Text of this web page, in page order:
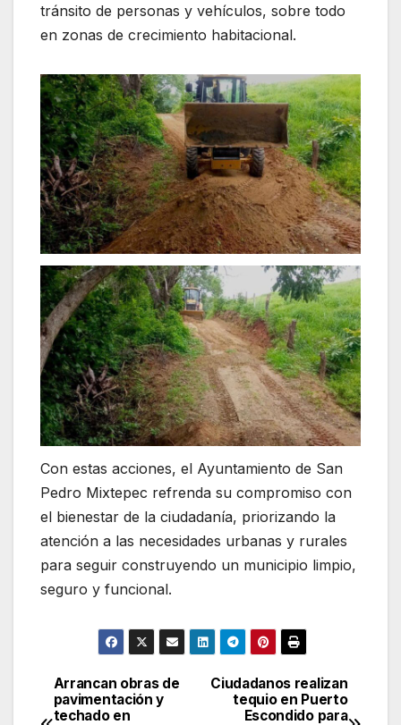
tránsito de personas y vehículos, sobre todo
en zonas de crecimiento habitacional.
Con estas acciones, el Ayuntamiento de San
Pedro Mixtepec refrenda su compromiso con
el bienestar de la ciudadanía, priorizando la
atención a las necesidades urbanas y rurales
para seguir construyendo un municipio limpio,
seguro y funcional.
Navegación
Ciudadanos realizan
tequio en Puerto
Escondido para
Arrancan obras de
pavimentación y
techado en